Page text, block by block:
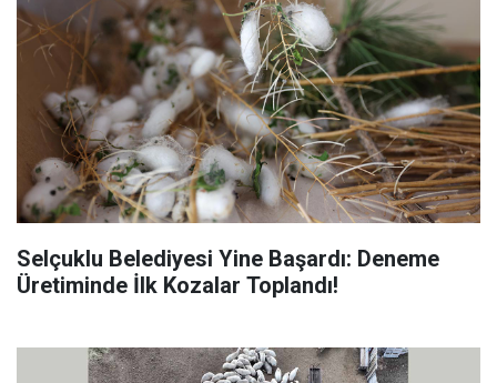
Selçuklu Belediyesi Yine Başardı: Deneme
Üretiminde İlk Kozalar Toplandı!